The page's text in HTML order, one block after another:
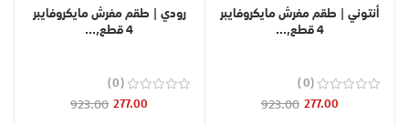
أنتوني | طقم مفرش مايكروفايبر
4 قطع,...
0
277.00
923.00
رودي | طقم مفرش مايكروفايبر
4 قطع,...
0
277.00
923.00